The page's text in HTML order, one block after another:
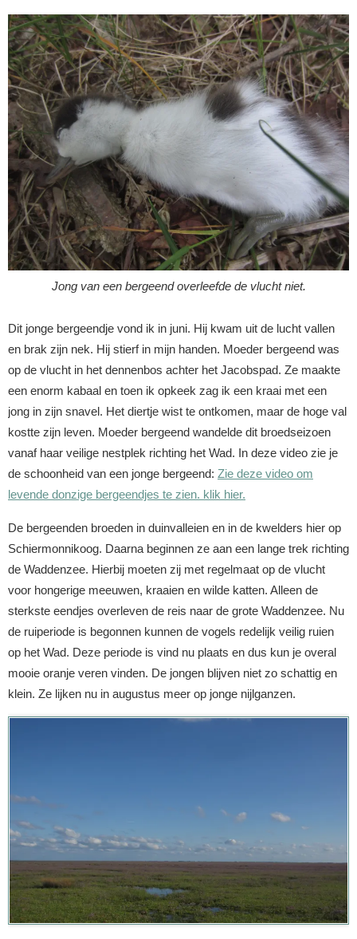
Jong van een bergeend overleefde de vlucht niet.
Dit jonge bergeendje vond ik in juni. Hij kwam uit de lucht vallen
en brak zijn nek. Hij stierf in mijn handen. Moeder bergeend was
op de vlucht in het dennenbos achter het Jacobspad. Ze maakte
een enorm kabaal en toen ik opkeek zag ik een kraai met een
jong in zijn snavel. Het diertje wist te ontkomen, maar de hoge val
kostte zijn leven. Moeder bergeend wandelde dit broedseizoen
vanaf haar veilige nestplek richting het Wad. In deze video zie je
de schoonheid van een jonge bergeend: Zie deze video om
levende donzige bergeendjes te zien. klik hier.
De bergeenden broeden in duinvalleien en in de kwelders hier op
Schiermonnikoog. Daarna beginnen ze aan een lange trek richting
de Waddenzee. Hierbij moeten zij met regelmaat op de vlucht
voor hongerige meeuwen, kraaien en wilde katten. Alleen de
sterkste eendjes overleven de reis naar de grote Waddenzee. Nu
de ruiperiode is begonnen kunnen de vogels redelijk veilig ruien
op het Wad. Deze periode is vind nu plaats en dus kun je overal
mooie oranje veren vinden. De jongen blijven niet zo schattig en
klein. Ze lijken nu in augustus meer op jonge nijlganzen.